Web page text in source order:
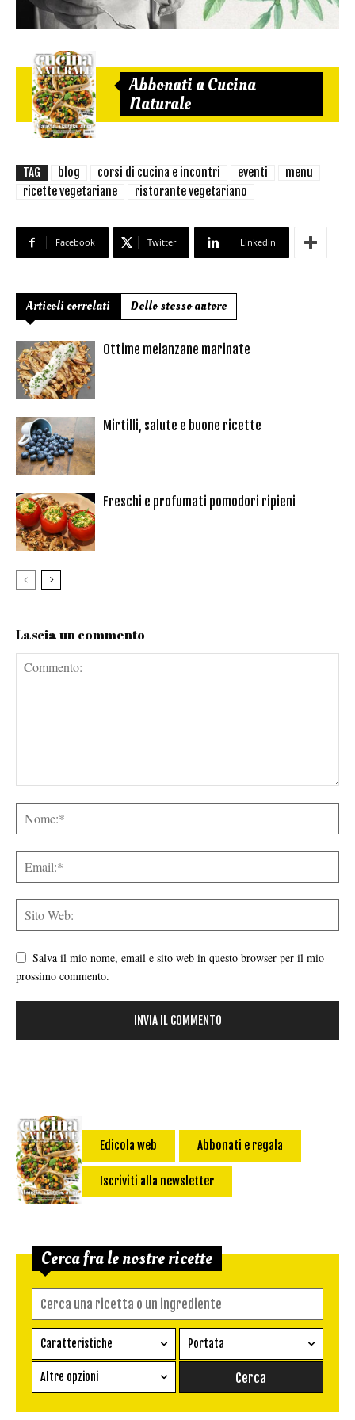
Abbonati a Cucina
Naturale
TAG blog corsi di cucina e incontri eventi
menu
ricette vegetariane
ristorante vegetariano
Facebook Twitter Linkedin
Articoli correlati Dello stesso autore
Ottime melanzane marinate
Mirtilli, salute e buone ricette
Freschi e profumati pomodori ripieni
Lascia un commento
Salva il mio nome, email e sito web in questo browser per il mio
prossimo commento.
Edicola web Abbonati e regala
Iscriviti alla newsletter
Cerca fra le nostre ricette
Caratteristiche
Ricetta vegetariana
Senza glutine
Portata
Conserva
Altre opzioni